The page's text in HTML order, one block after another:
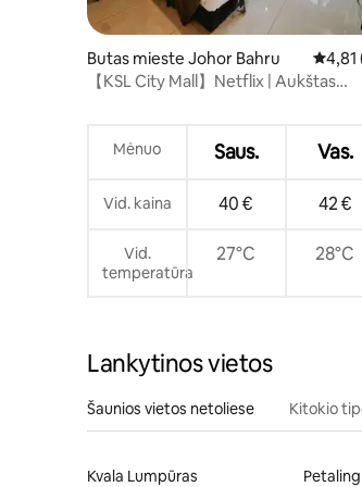
Butas mieste Johor Bahru
4,81
【KSL City Mall】Netflix | Aukštas
Mėnuo Saus. Vas.
Vid. kaina 40 € 42 €
Vid.
temperatūra
27°C 28°C
Lankytinos vietos
Šaunios vietos netoliese Kitokio
Kvala Lumpūras